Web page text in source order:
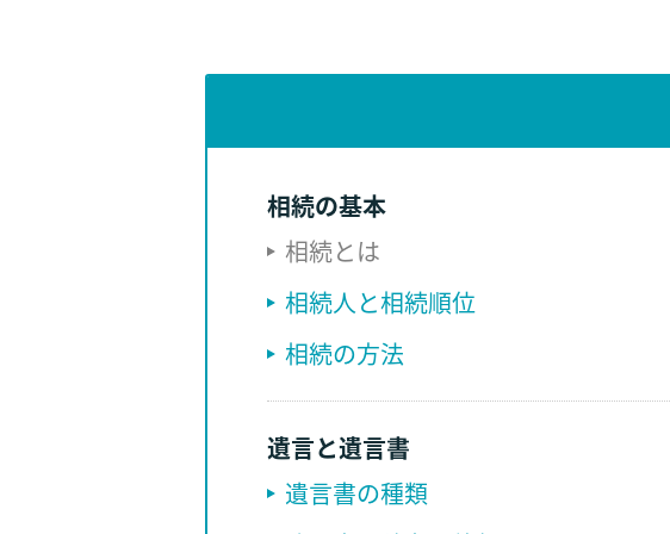
相続の基本
相続とは
相続人と相続順位
相続の方法
遺言と遺言書
遺言書の種類